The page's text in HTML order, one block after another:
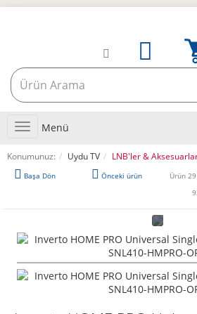
Toggle
navigation
Menü
Konumunuz: Uydu TV LNB'ler &
Başa Dön Önceki ürün
Ürün